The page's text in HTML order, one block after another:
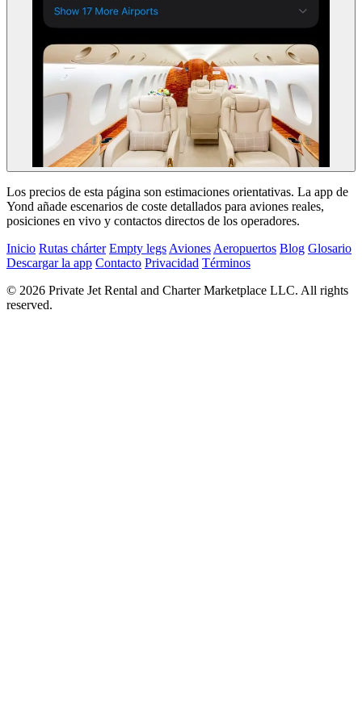
Los precios de esta página son estimaciones orientativas. La app de
Yond añade escenarios de coste detallados para aviones reales,
posiciones en vivo y contactos directos de los operadores.
Inicio Rutas chárter Empty legs Aviones Aeropuertos Blog Glosario
Descargar la app Contacto Privacidad Términos
© 2026 Private Jet Rental and Charter Marketplace LLC. All rights
reserved.